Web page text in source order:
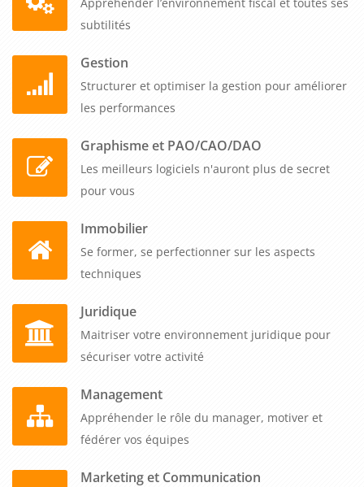
subtilités
Gestion
Structurer et optimiser la gestion pour améliorer
les performances
Graphisme et PAO/CAO/DAO
Les meilleurs logiciels n'auront plus de secret
pour vous
Immobilier
Se former, se perfectionner sur les aspects
techniques
Juridique
Maitriser votre environnement juridique pour
sécuriser votre activité
Management
Appréhender le rôle du manager, motiver et
fédérer vos équipes
Marketing et Communication